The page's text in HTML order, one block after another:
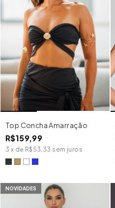
Top Concha Amarração
R$159,99
3 x de R$53,33 sem juros
NOVIDADES